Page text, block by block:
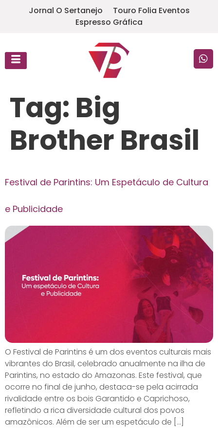
Jornal O Sertanejo
Touro Folia Eventos
Espresso Gráfica
Tag: Big
Brother Brasil
Festival de Parintins: Um Espetáculo de Cultura
e Publicidade
O Festival de Parintins é um dos eventos culturais mais
vibrantes do Brasil, celebrado anualmente na ilha de
Parintins, no estado do Amazonas. Este festival, que
ocorre no final de junho, destaca-se pela acirrada
rivalidade entre os bois Garantido e Caprichoso,
refletindo a rica diversidade cultural dos povos
amazônicos. Além de ser um espetáculo de […]